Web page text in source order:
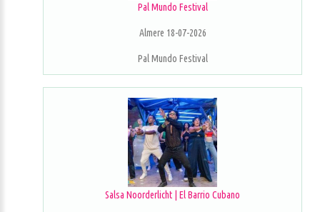
Pal Mundo Festival
Almere 18-07-2026
Pal Mundo Festival
Salsa Noorderlicht | El Barrio Cubano